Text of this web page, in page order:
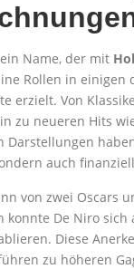
Name, der mit
Rollen in einigen
erzielt. Von
zu neueren Hits
Darstellungen
auch
von zwei Oscars
konnte De Niro
Diese
zu höheren